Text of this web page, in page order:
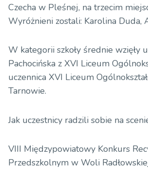
Czecha w Pleśnej, na trzecim
Wyróżnieni zostali: Karolina Duda,
W kategorii szkoły średnie wzięły
Pachocińska z XVI Liceum
uczennica XVI Liceum
Tarnowie.
Jak uczestnicy radzili sobie na
VIII Międzypowiatowy Konkurs
Przedszkolnym w Woli